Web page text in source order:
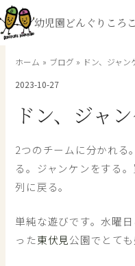
内
容
を
幼児園どんぐりころ
ホーム ブログ
ドン、ジャン
2023-10-27
ドン、ジャ
2つのチームに分かれる
る。ジャンケンをする
列に戻る。
単純な遊びです。水曜
った東伏見公園でとても